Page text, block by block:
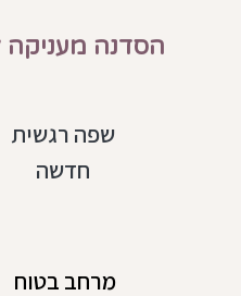
הסדנה מעניקה
שפה רגשית
חדשה
מרחב בטוח